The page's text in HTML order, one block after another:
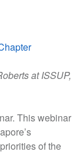
at ISSUP,
This webinar
of the